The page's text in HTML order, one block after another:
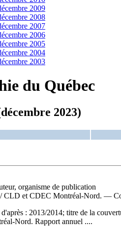
2009
2008
2007
2006
2005
2004
2003
du Québec
2023)
organisme de publication
/ CLD et CDEC Montréal-Nord. —
: 2013/2014; titre de la
Nord. Rapport annuel ....